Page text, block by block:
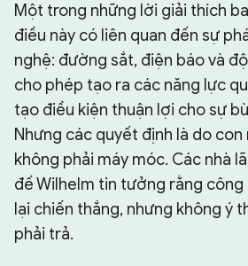
Một trong những lời giải thích
điều này có liên quan đến sự
nghệ: đường sắt, điện báo và
cho phép tạo ra các năng lực
tạo điều kiện thuận lợi cho sự
Nhưng các quyết định là do
không phải máy móc. Các nhà
đế Wilhelm tin tưởng rằng
lại chiến thắng, nhưng không ý
phải trả.